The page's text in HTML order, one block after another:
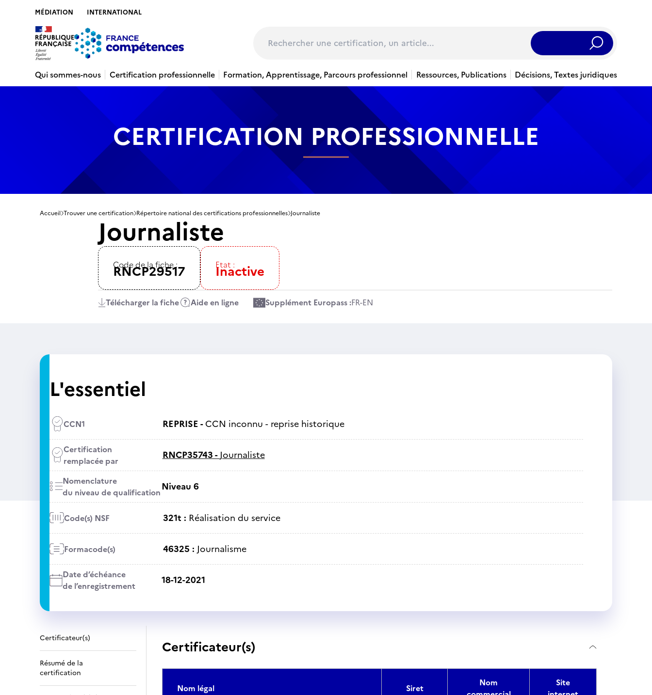
MÉDIATION INTERNATIONAL
Rechercher
Qui sommes-nous
Certification professionnelle Formation, Apprentissage, Parcours professionnel Ressources, Publications Décisions, Textes juridiques
CERTIFICATION PROFESSIONNELLE
Accueil Trouver une certification Répertoire national des certifications professionnelles Journaliste
Journaliste
Code de la fiche :
RNCP29517 Etat :
Inactive
Télécharger la fiche Aide en ligne Supplément Europass :FR-EN
L'essentiel
CCN1 REPRISE -CCN inconnu - reprise historique
Certification
remplacée par
RNCP35743 -Journaliste
Nomenclature
du niveau de qualificationNiveau 6
Code(s) NSF 321t : Réalisation du service
Formacode(s) 46325 : Journalisme
Date d’échéance
de l’enregistrement
18-12-2021
Certificateur(s)
Résumé de la
certification
Certificateur(s)
Nom légal Siret
Nom
Site